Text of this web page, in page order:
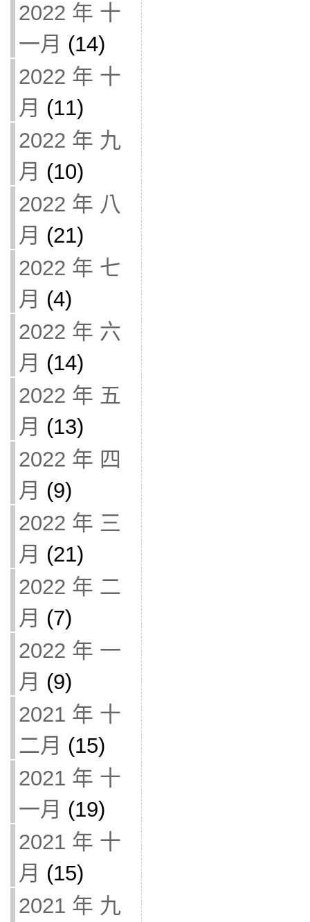
2022 年 十
一月 (14)
2022 年 十
月 (11)
2022 年 九
月 (10)
2022 年 八
月 (21)
2022 年 七
月 (4)
2022 年 六
月 (14)
2022 年 五
月 (13)
2022 年 四
月 (9)
2022 年 三
月 (21)
2022 年 二
月 (7)
2022 年 一
月 (9)
2021 年 十
二月 (15)
2021 年 十
一月 (19)
2021 年 十
月 (15)
2021 年 九